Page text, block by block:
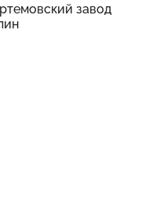
завод